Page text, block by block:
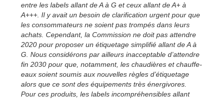
entre les labels allant de A à G et ceux allant de A+ à
A+++. Il y avait un besoin de clarification urgent pour que
les consommateurs ne soient pas trompés dans leurs
achats. Cependant, la Commission ne doit pas attendre
2020 pour proposer un étiquetage simplifié allant de A à
G. Nous considérons par ailleurs inacceptable d’attendre
fin 2030 pour que, notamment, les chaudières et chauffe-
eaux soient soumis aux nouvelles règles d’étiquetage
alors que ce sont des équipements très énergivores.
Pour ces produits, les labels incompréhensibles allant